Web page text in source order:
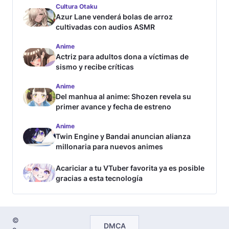
Cultura Otaku
Azur Lane venderá bolas de arroz
cultivadas con audios ASMR
Anime
Actriz para adultos dona a víctimas de
sismo y recibe críticas
Anime
Del manhua al anime: Shozen revela su
primer avance y fecha de estreno
Anime
Twin Engine y Bandai anuncian alianza
millonaria para nuevos animes
Acariciar a tu VTuber favorita ya es posible
gracias a esta tecnología
©
DMCA